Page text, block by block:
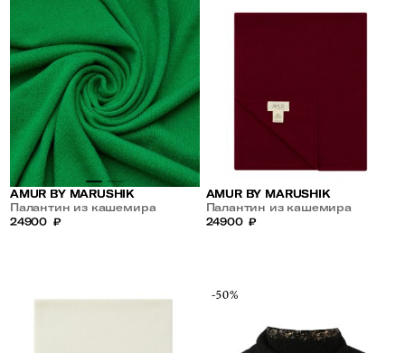
AMUR BY MARUSHIK
Палантин из кашемира
24900 ₽
AMUR BY MARUSHIK
Палантин из кашемира
24900 ₽
-50%